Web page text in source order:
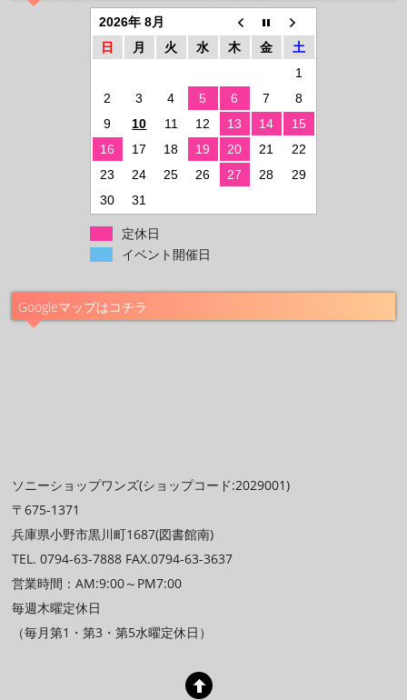
2026年 8月
日
月 火 水 木 金
土
1
2
3 4 5 6 7
8
9
10 11 12 13 14
15
16
17 18 19 20 21
22
23
24 25 26 27 28
29
30
31
定休日
イベント開催日
Googleマップはコチラ
ソニーショップワンズ(ショップコード:2029001)
〒675-1371
兵庫県小野市黒川町1687(図書館南)
TEL. 0794-63-7888 FAX.0794-63-3637
営業時間：AM:9:00～PM7:00
毎週木曜定休日
（毎月第1・第3・第5水曜定休日）